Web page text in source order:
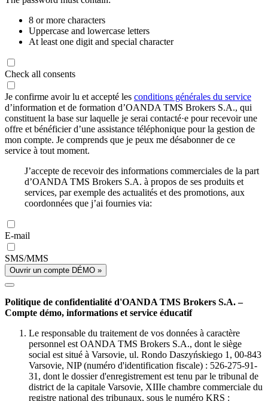
8 or more characters
Uppercase and lowercase letters
At least one digit and special character
Check all consents
Je confirme avoir lu et accepté les conditions générales du service
d’information et de formation d’OANDA TMS Brokers S.A., qui
constituent la base sur laquelle je serai contacté·e pour recevoir une
offre et bénéficier d’une assistance téléphonique pour la gestion de
mon compte. Je comprends que je peux me désabonner de ce
service à tout moment.
J’accepte de recevoir des informations commerciales de la part
d’OANDA TMS Brokers S.A. à propos de ses produits et
services, par exemple des actualités et des promotions, aux
coordonnées que j’ai fournies via:
E-mail
SMS/MMS
Ouvrir un compte DÉMO »
Politique de confidentialité d'OANDA TMS Brokers S.A. –
Compte démo, informations et service éducatif
Le responsable du traitement de vos données à caractère
personnel est OANDA TMS Brokers S.A., dont le siège
social est situé à Varsovie, ul. Rondo Daszyńskiego 1, 00-843
Varsovie, NIP (numéro d'identification fiscale) : 526-275-91-
31, dont le dossier d'enregistrement est tenu par le tribunal de
district de la capitale Varsovie, XIIIe chambre commerciale du
registre national des tribunaux, sous le numéro KRS :